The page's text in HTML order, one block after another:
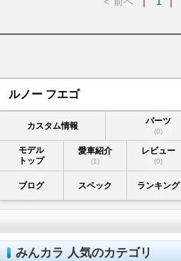
ルノー フエゴ
カスタム情報 パーツ
(0)
モデル
トップ
愛車紹介
(1)
レビュー
(0)
ブログ スペック ランキング
みんカラ 人気のカテゴリ